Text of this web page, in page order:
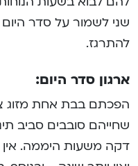
שני לשמור על סדר
להתרגז.
ארגון סדר היום:
הפכתם בבת אחת מזוג
שחייהם סובבים סביב
דקה משעות היממה. אין